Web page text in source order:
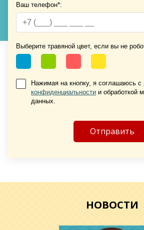
Хочу такую
Ваш телефон*:
Выберите травяной цвет, если вы не
Нажимая на кнопку, я соглашаюсь с
конфиденциальности и обработкой
данных.
НОВОСТИ